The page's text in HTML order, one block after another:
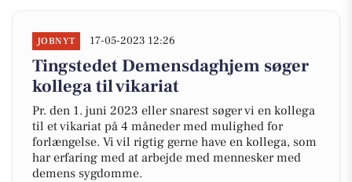
JOBNYT 17-05-2023 12:26
Tingstedet Demensdaghjem søger
kollega til vikariat
Pr. den 1. juni 2023 eller snarest søger vi en kollega
til et vikariat på 4 måneder med mulighed for
forlængelse. Vi vil rigtig gerne have en kollega, som
har erfaring med at arbejde med mennesker med
demens sygdomme.